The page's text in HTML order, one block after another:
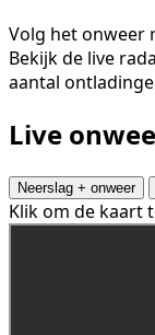
Volg het onweer
Bekijk de live
aantal
Live
Neerslag + onweer
Klik om de kaart